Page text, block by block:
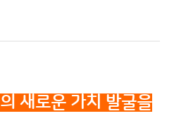
의 새로운 가치 발굴을